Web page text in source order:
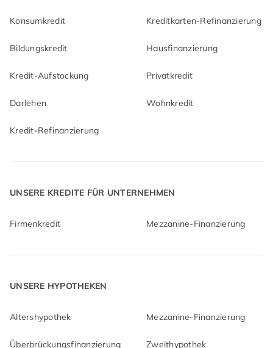
Konsumkredit Kreditkarten-Refinanzierung
Bildungskredit Hausfinanzierung
Kredit-Aufstockung Privatkredit
Darlehen Wohnkredit
Kredit-Refinanzierung
UNSERE KREDITE FÜR UNTERNEHMEN
Firmenkredit Mezzanine-Finanzierung
UNSERE HYPOTHEKEN
Altershypothek Mezzanine-Finanzierung
Überbrückungsfinanzierung Zweithypothek